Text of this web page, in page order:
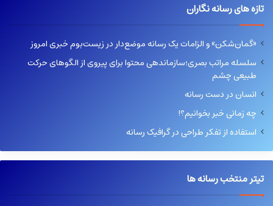
تازه های رسانه نگاران
«گمان‌شکن» و الزامات یک رسانه موضع‌دار در زیست‌بوم خبری امروز
سلسله مراتب بصری؛سازماندهی محتوا برای پیروی از الگوهای حرکت
طبیعی چشم
انسان در دست رسانه
چه زمانی خبر بخوانیم؟!
استفاده از تفکر طراحی در گرافیک رسانه
تیتر منتخب رسانه ها